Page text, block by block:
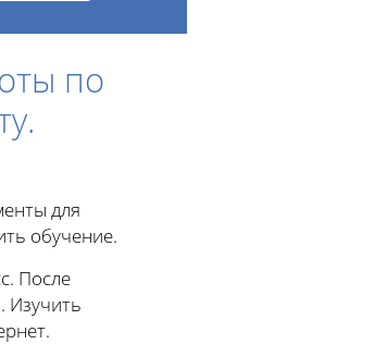
по
для
обучение.
После
Изучить